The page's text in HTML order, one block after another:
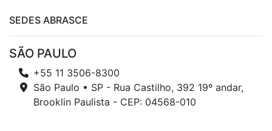
SEDES ABRASCE
SÃO PAULO
+55 11 3506-8300
São Paulo • SP - Rua Castilho, 392 19º andar,
Brooklin Paulista - CEP: 04568-010